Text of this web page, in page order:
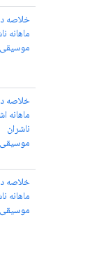
خلاصه
ماهانه
موسیقی
خلاصه
ماهانه
ناشران
موسیقی
خلاصه
ماهانه
موسیقی